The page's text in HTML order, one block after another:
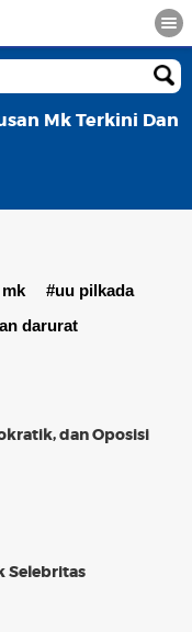
Mk Terkini Dan
#uu pilkada
darurat
dan Oposisi
Selebritas